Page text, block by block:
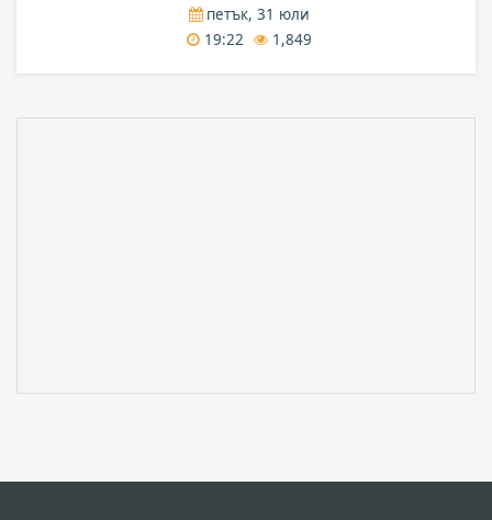
петък, 31 юли
19:22
1,849